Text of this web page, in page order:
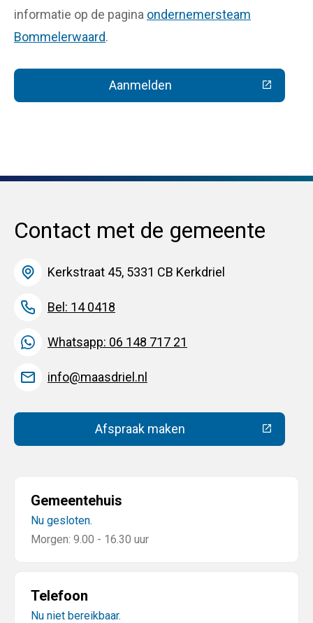
informatie op de pagina ondernemersteam
Bommelerwaard.
Aanmelden(Deze link gaat naar een
Contact met de gemeente
Kerkstraat 45, 5331 CB Kerkdriel
Bel: 14 0418
Whatsapp: 06 148 717 21
info@maasdriel.nl
Afspraak maken(Deze link gaat naar een
Gemeentehuis
Nu gesloten.
Morgen: 9.00 - 16.30 uur
Telefoon
Nu niet bereikbaar.